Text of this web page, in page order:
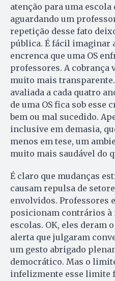
atenção para uma
aguardando um
repetição desse fato
pública. É fácil imaginar
encrenca que uma OS
professores. A cobrança
muito mais transparente.
avaliada a cada quatro
de uma OS fica sob esse
bem ou mal sucedido.
inclusive em demasia,
menos em tese, um
muito mais saudável do
É claro que mudanças
causam repulsa de
envolvidos. Professores
posicionam contrários à
escolas. OK, eles deram
alerta que julgaram
um gesto abrigado
democrático. Mas o
infelizmente esse limite